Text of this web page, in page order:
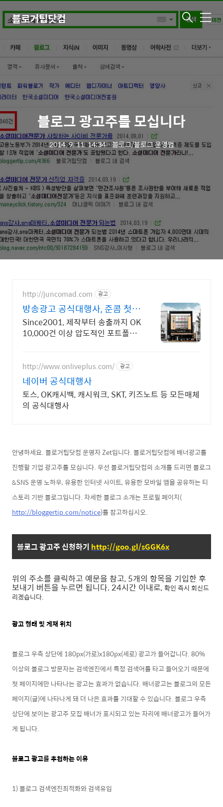
블로거팁닷컴 메
블로그 광고주를 모십니다
2014. 9. 11. 14:34ㆍ블로그/블로그 운영법
http://juncomad.com 광고
방송광고 공식대행사, 준콤 첫광
고 진행시 20% 할인!
Since2001, 제작부터 송출까지 OK
10,000건 이상 압도적인 포트폴리
http://www.onliveplus.com/ 광고
네이버 공식대행사
토스, OK캐시백, 캐시워크, SKT, 키즈노트 등 모든매체
의 공식대행사
안녕하세요. 블로거팁닷컴 운영자 Zet입니다. 블로거팁닷컴에 배너광고를
진행할기업 광고주를 모십니다. 우선 블로거팁닷컴의 소개를 드리면 블로그
&SNS 운영 노하우, 유용한 인터넷 사이트, 유용한 모바일 앱을 공유하는 티
스토리 기반 블로그입니다. 자세한 블로그 소개는 프로필 페이지(
http://bloggertip.com/notice)를 참고하십시오.
블로그 광고주 신청하기 http://goo.gl/sGGK6x
위의 주소를 클릭하고 예문을 참고, 5개의 항목을 기입한 후
보내기 버튼을 누르면 됩니다. 24시간 이내로,확인 즉시 회신드
리겠습니다.
광고 형태 및 게재 위치
블로그 우측 상단에 180px(가로)x180px(세로) 광고가 들어갑니다.80%
이상의 블로그 방문자는 검색엔진에서 특정 검색어를 타고 들어오기 때문에
첫 페이지에만 나타나는 광고는 효과가 없습니다. 배너광고는블로그의 모든
페이지(글)에 나타나게 돼 더 나은 효과를 기대할 수 있습니다. 블로그 우측
상단에 보이는광고주 모집 배너가 표시되고 있는 자리에 배너광고가 들어가
게 됩니다.
블로그 광고를 추천하는 이유
1) 블로그 검색엔진최적화와 검색유입